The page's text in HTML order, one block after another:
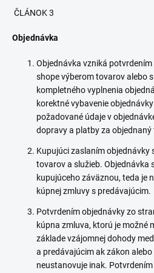
ČLÁNOK 3
Objednávka
Objednávka vzniká
shope výberom tovarov alebo
kompletného vyplnenia
korektné vybavenie
požadované údaje v
dopravy a platby za objednaný
Kupujúci zaslaním objednávky
tovarov a služieb. Objednávka
kupujúceho záväznou, teda je
kúpnej zmluvy s predávajúcim.
Potvrdením objednávky zo
kúpna zmluva, ktorú je možné
základe vzájomnej dohody
a predávajúcim ak zákon
neustanovuje inak.